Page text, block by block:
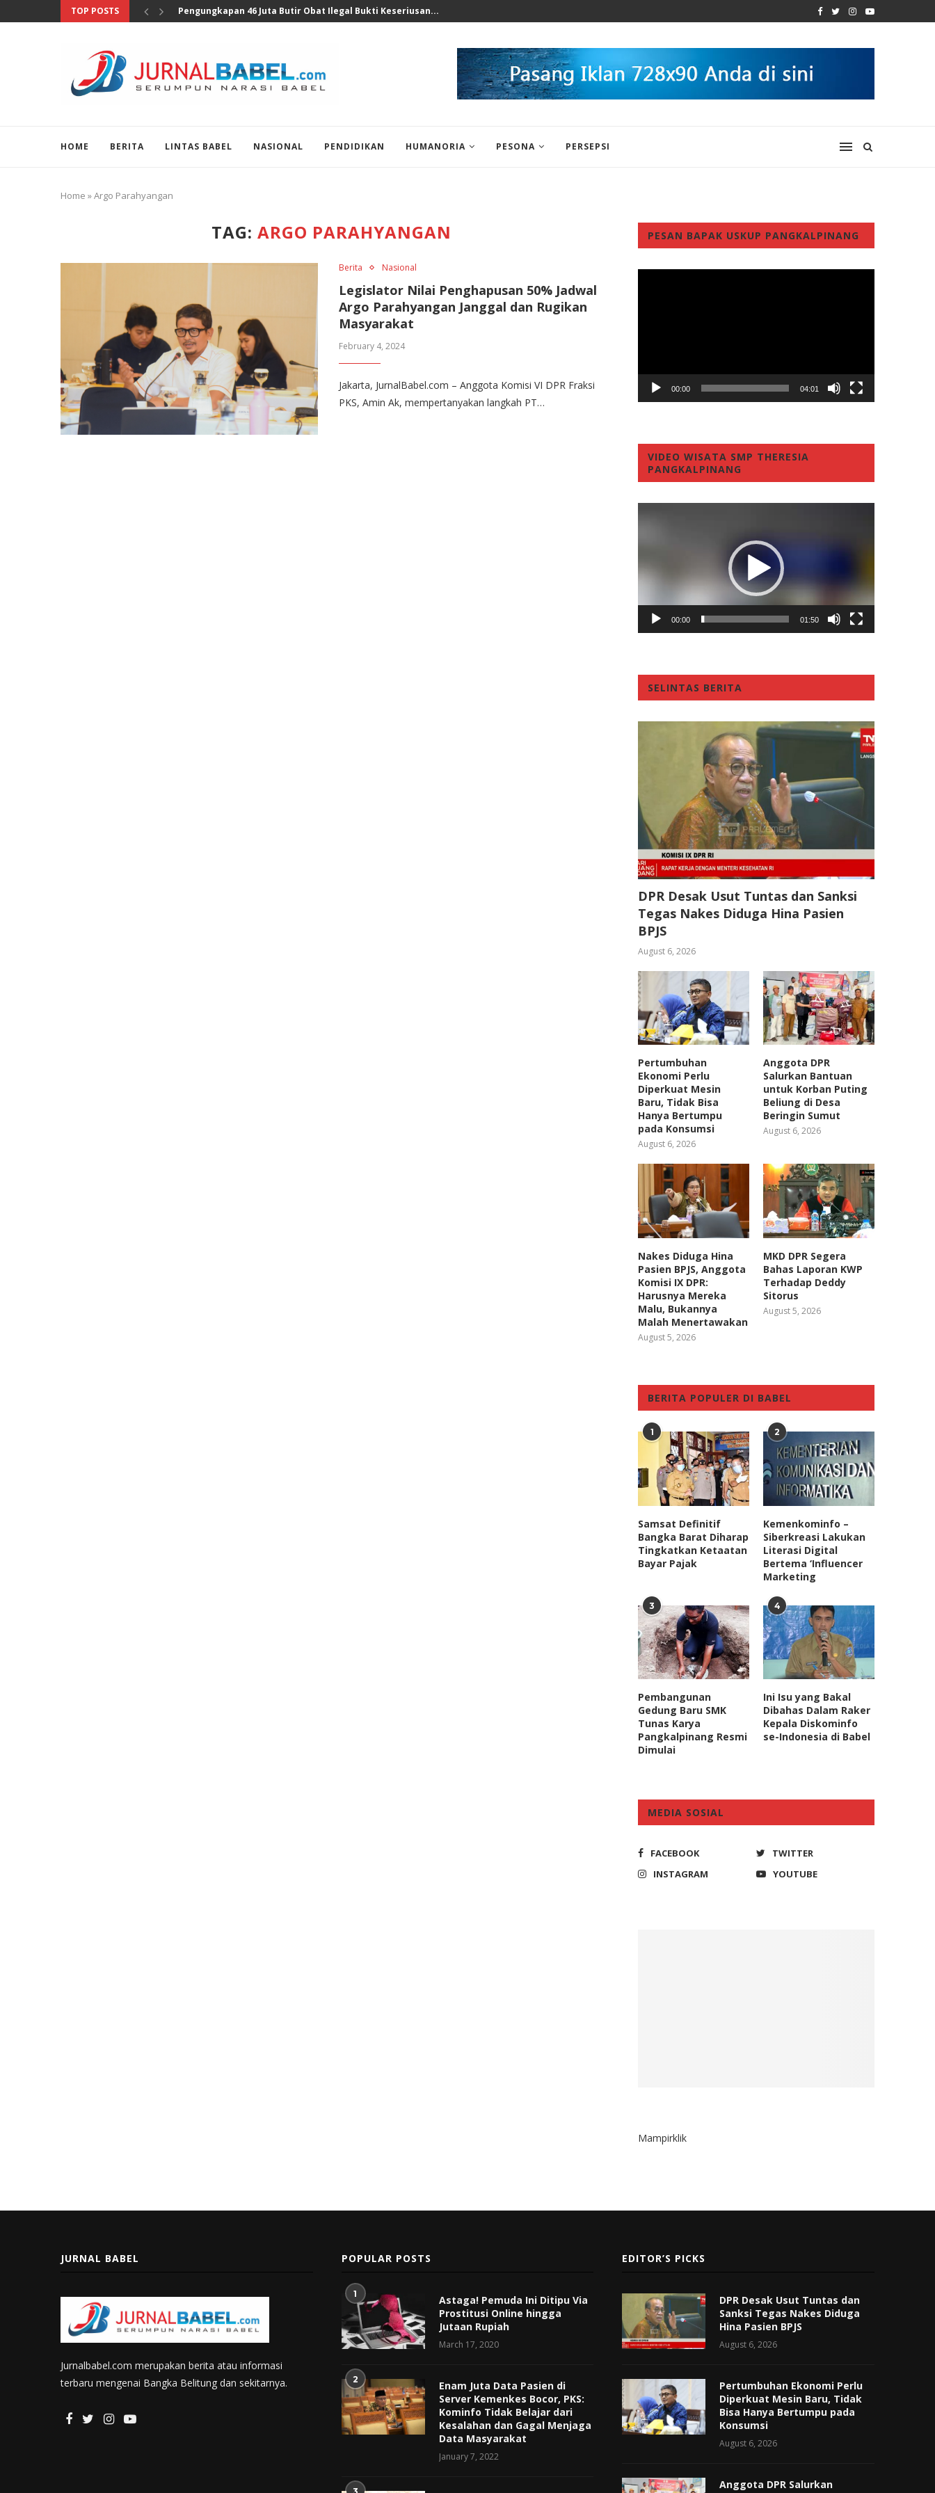
TOP POSTS Anggota DPR Sebut Sensus Ekonomi 2026 Bukan Untuk...
HOME BERITA LINTAS BABEL NASIONAL PENDIDIKAN HUMANORIA PESONA PERSEPSI
Home »Argo Parahyangan
TAG:ARGO PARAHYANGAN
Berita Nasional
Legislator Nilai Penghapusan 50% Jadwal
Argo Parahyangan Janggal dan Rugikan
Masyarakat
February 4, 2024
Jakarta, JurnalBabel.com – Anggota Komisi VI DPR Fraksi
PKS, Amin Ak, mempertanyakan langkah PT…
PESAN BAPAK USKUP PANGKALPINANG
00:00 04:01
VIDEO WISATA SMP THERESIA
PANGKALPINANG
00:00 01:50
SELINTAS BERITA
DPR Desak Usut Tuntas dan Sanksi
Tegas Nakes Diduga Hina Pasien
BPJS
August 6, 2026
Pertumbuhan
Ekonomi Perlu
Diperkuat Mesin
Baru, Tidak Bisa
Hanya Bertumpu
pada Konsumsi
August 6, 2026
Anggota DPR
Salurkan Bantuan
untuk Korban Puting
Beliung di Desa
Beringin Sumut
August 6, 2026
Nakes Diduga Hina
Pasien BPJS, Anggota
Komisi IX DPR:
Harusnya Mereka
Malu, Bukannya
Malah Menertawakan
August 5, 2026
MKD DPR Segera
Bahas Laporan KWP
Terhadap Deddy
Sitorus
August 5, 2026
BERITA POPULER DI BABEL
1
Samsat Definitif
Bangka Barat Diharap
Tingkatkan Ketaatan
Bayar Pajak
2
Kemenkominfo –
Siberkreasi Lakukan
Literasi Digital
Bertema ‘Influencer
Marketing
3
Pembangunan
Gedung Baru SMK
Tunas Karya
Pangkalpinang Resmi
Dimulai
4
Ini Isu yang Bakal
Dibahas Dalam Raker
Kepala Diskominfo
se-Indonesia di Babel
MEDIA SOSIAL
FACEBOOK
TWITTER
INSTAGRAM
YOUTUBE
Mampirklik
JURNAL BABEL
Jurnalbabel.com merupakan berita atau informasi
terbaru mengenai Bangka Belitung dan sekitarnya.
POPULAR POSTS
1
Astaga! Pemuda Ini Ditipu Via
Prostitusi Online hingga
Jutaan Rupiah
March 17, 2020
2
Enam Juta Data Pasien di
Server Kemenkes Bocor, PKS:
Kominfo Tidak Belajar dari
Kesalahan dan Gagal Menjaga
Data Masyarakat
January 7, 2022
EDITOR’S PICKS
DPR Desak Usut Tuntas dan
Sanksi Tegas Nakes Diduga
Hina Pasien BPJS
August 6, 2026
Pertumbuhan Ekonomi Perlu
Diperkuat Mesin Baru, Tidak
Bisa Hanya Bertumpu pada
Konsumsi
August 6, 2026
Anggota DPR Salurkan